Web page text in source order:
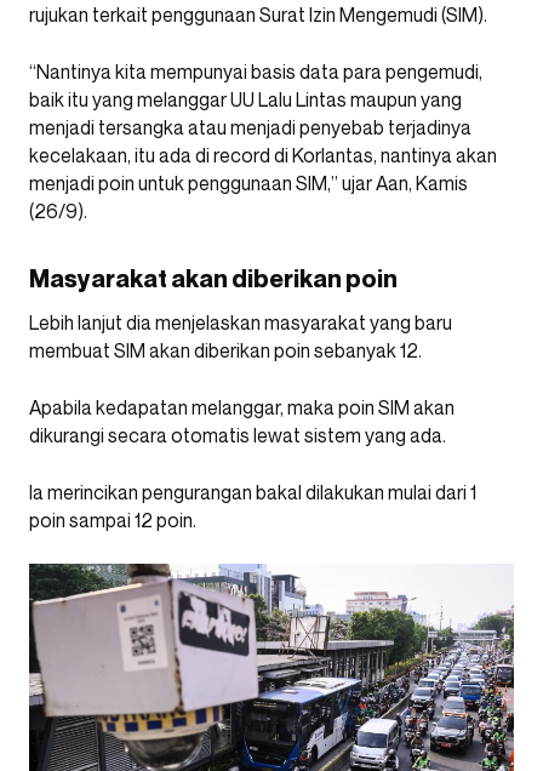
rujukan terkait penggunaan Surat Izin Mengemudi (SIM).
“Nantinya kita mempunyai basis data para pengemudi,
baik itu yang melanggar UU Lalu Lintas maupun yang
menjadi tersangka atau menjadi penyebab terjadinya
kecelakaan, itu ada di record di Korlantas, nantinya akan
menjadi poin untuk penggunaan SIM,” ujar Aan, Kamis
(26/9).
Masyarakat akan diberikan poin
Lebih lanjut dia menjelaskan masyarakat yang baru
membuat SIM akan diberikan poin sebanyak 12.
Apabila kedapatan melanggar, maka poin SIM akan
dikurangi secara otomatis lewat sistem yang ada.
Ia merincikan pengurangan bakal dilakukan mulai dari 1
poin sampai 12 poin.